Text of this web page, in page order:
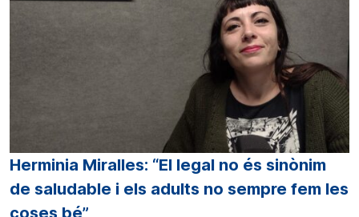
Herminia Miralles: “El legal no és sinònim
de saludable i els adults no sempre fem les
coses bé”